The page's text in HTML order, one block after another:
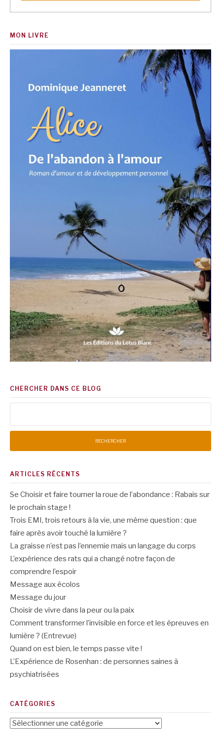
MON LIVRE
CHERCHER DANS CE BLOG
ARTICLES RÉCENTS
Se Choisir et faire tourner la roue de l’abondance : Rabais sur
le prochain stage !
Trois EMI, trois retours à la vie, une même question : que
faire après avoir touché la lumière ?
La graisse n’est pas l’ennemie mais un langage du corps
L’expérience des rats qui a changé notre façon de
comprendre l’espoir
Message aux écolos
Message du jour
Choisir de vivre dans la peur ou la paix
Comment transformer l’invisible en force et les épreuves en
lumière ? (Entrevue)
Quand on est bien, le temps passe vite !
L’Expérience de Rosenhan : de personnes saines à
psychiatrisées
CATÉGORIES
Catégories